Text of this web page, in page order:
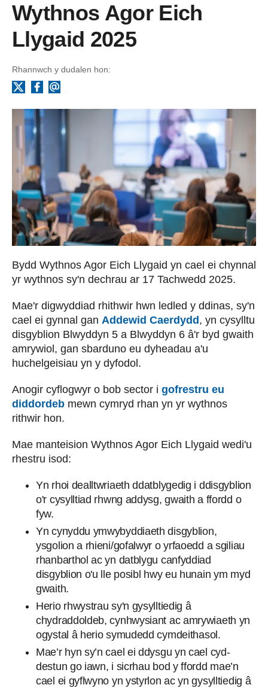
Wythnos Agor Eich
Llygaid 2025
Bydd Wythnos Agor Eich Llygaid yn cael ei chynnal
yr wythnos sy'n dechrau ar 17 Tachwedd 2025.
Mae'r digwyddiad rhithwir hwn ledled y ddinas, sy'n
cael ei gynnal gan Addewid Caerdydd , yn cysylltu
disgyblion Blwyddyn 5 a Blwyddyn 6 â'r byd gwaith
amrywiol, gan sbarduno eu dyheadau a'u
huchelgeisiau yn y dyfodol.
Anogir cyflogwyr o bob sector i gofrestru eu
diddordeb mewn cymryd rhan yn yr wythnos
rithwir hon.
Mae manteision Wythnos Agor Eich Llygaid wedi'u
rhestru isod:
Yn rhoi dealltwriaeth ddatblygedig i ddisgyblion
o'r cysylltiad rhwng addysg, gwaith a ffordd o
fyw.
Yn cynyddu ymwybyddiaeth disgyblion,
ysgolion a rhieni/gofalwyr o yrfaoedd a sgiliau
rhanbarthol ac yn datblygu canfyddiad
disgyblion o'u lle posibl hwy eu hunain ym myd
gwaith.
Herio rhwystrau sy'n gysylltiedig â
chydraddoldeb, cynhwysiant ac amrywiaeth yn
ogystal â herio symudedd cymdeithasol.
Mae’r hyn sy’n cael ei ddysgu yn cael cyd-
destun go iawn, i sicrhau bod y ffordd mae’n
cael ei gyflwyno yn ystyrlon ac yn gysylltiedig â
Rhannwch y dudalen hon:
Facebook
Ebost